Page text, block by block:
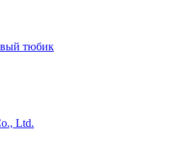
тюбик
Ltd.